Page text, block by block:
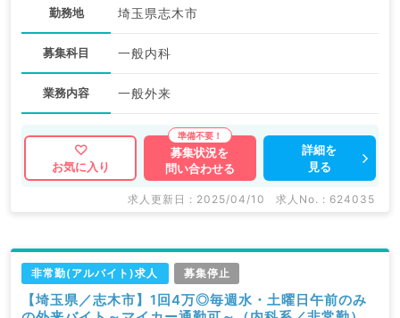
勤務地 埼玉県志木市
募集科目 一般内科
業務内容 一般外来
お気に入り
募集状況を
問い合わせる
詳細を
見る
求人更新日 : 2025/04/10 求人No. : 624035
非常勤(アルバイト)求人 募集停止
【埼玉県／志木市】1回4万◎毎週水・土曜日午前のみ